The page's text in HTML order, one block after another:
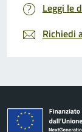
Leggi le
Richiedi